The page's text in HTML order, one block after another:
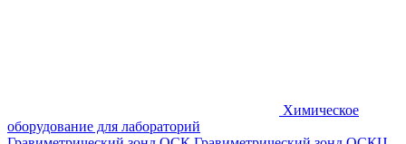
Химическое
оборудование для лабораторий